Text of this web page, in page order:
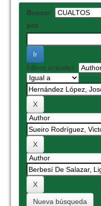
Buscar:
por
Filtros actuales:
Nueva búsqueda